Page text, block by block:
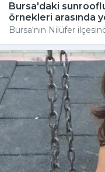
Bursa'daki
örnekleri arasında
Bursa'nın Nilüfer